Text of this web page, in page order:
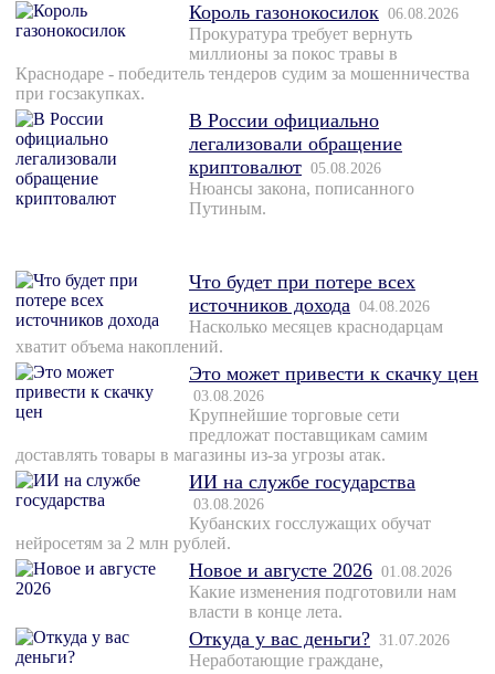
Король газонокосилок 06.08.2026
Прокуратура требует вернуть
миллионы за покос травы в
Краснодаре - победитель тендеров судим за мошенничества
при госзакупках.
В России официально
легализовали обращение
криптовалют 05.08.2026
Нюансы закона, пописанного
Путиным.
Что будет при потере всех
источников дохода 04.08.2026
Насколько месяцев краснодарцам
хватит объема накоплений.
Это может привести к скачку цен
03.08.2026
Крупнейшие торговые сети
предложат поставщикам самим
доставлять товары в магазины из-за угрозы атак.
ИИ на службе государства
03.08.2026
Кубанских госслужащих обучат
нейросетям за 2 млн рублей.
Новое и августе 2026 01.08.2026
Какие изменения подготовили нам
власти в конце лета.
Откуда у вас деньги? 31.07.2026
Неработающие граждане,